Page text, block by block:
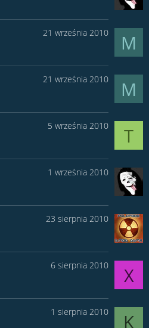
21 września 2010
M
21 września 2010
M
5 września 2010
T
1 września 2010
23 sierpnia 2010
6 sierpnia 2010
X
1 sierpnia 2010 K